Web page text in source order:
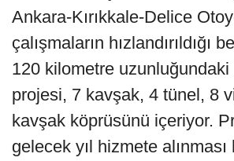
Ankara-Kırıkkale-Delice
çalışmaların hızlandırıldığı
120 kilometre uzunluğundaki
projesi, 7 kavşak, 4 tünel, 8
kavşak köprüsünü içeriyor.
gelecek yıl hizmete